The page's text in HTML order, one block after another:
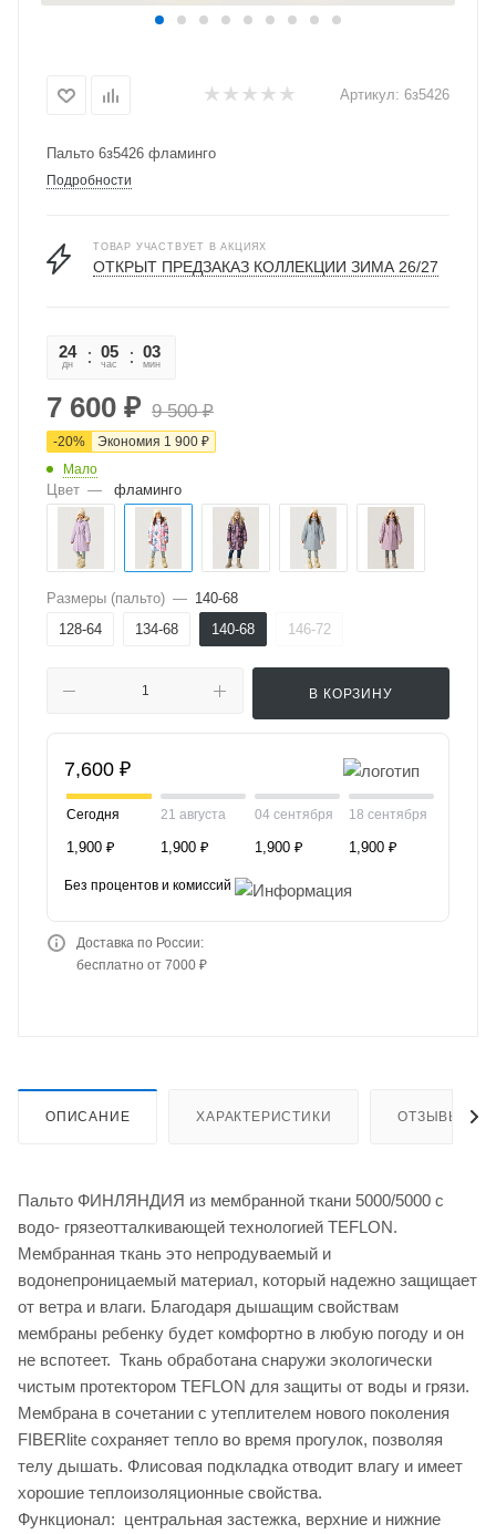
Артикул: 6з5426
Пальто 6з5426 фламинго
Подробности
ТОВАР УЧАСТВУЕТ В АКЦИЯХ
ОТКРЫТ ПРЕДЗАКАЗ КОЛЛЕКЦИИ ЗИМА 26/27
24
дн
05
час
03
мин
7 600 ₽ 9 500₽
-20% Экономия 1 900 ₽
Мало
Цвет — фламинго
Размеры (пальто) — 140-68
128-64
134-68 140-68 146-72
В КОРЗИНУ
7,600 ₽
Сегодня
1,900 ₽
21 августа
1,900 ₽
04 сентября
1,900 ₽
18 сентября
1,900 ₽
Без процентов и комиссий
Доставка по России:
бесплатно от 7000 ₽
ОПИСАНИЕ ХАРАКТЕРИСТИКИ ОТЗЫВЫ
Пальто ФИНЛЯНДИЯ из мембранной ткани 5000/5000 с
водо- грязеотталкивающей технологией TEFLON.
Мембранная ткань это непродуваемый и
водонепроницаемый материал, который надежно защищает
от ветра и влаги. Благодаря дышащим свойствам
мембраны ребенку будет комфортно в любую погоду и он
не вспотеет. Ткань обработана снаружи экологически
чистым протектором TEFLON для защиты от воды и грязи.
Мембрана в сочетании с утеплителем нового поколения
FIBERlite сохраняет тепло во время прогулок, позволяя
телу дышать. Флисовая подкладка отводит влагу и имеет
хорошие теплоизоляционные свойства.
Функционал: центральная застежка, верхние и нижние